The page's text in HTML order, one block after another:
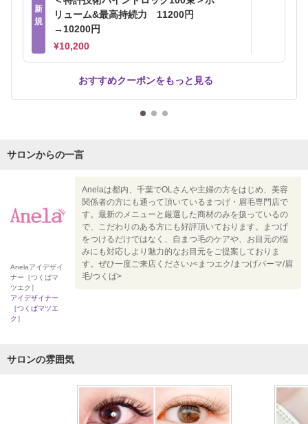
新
規
リューム&最高持続力 11200円
→10200円
¥10,200
おすすめクーポンをもっと見る
サロンからの一言
Anelaアイデザイ
ナー［つくばマ
ツエク］
アイデザイナー
［つくばマツエ
ク］
Anelaは都内、千葉でOLさんや主婦の方をはじめ、美容
関係者の方にも通って頂いているまつげ・眉毛専門店で
す。最新のメニューと厳選した商材のみを扱っているの
で、こだわりのある方にも好評頂いております。まつげ
をつけるだけではなく、自まつ毛のケアや、お目元の悩
みにも対応しより魅力的なお目元をご提案しておりま
す。ぜひ一度ご来店ください♪<まつエク/まつげパーマ/眉
毛/つくば>
サロンの雰囲気